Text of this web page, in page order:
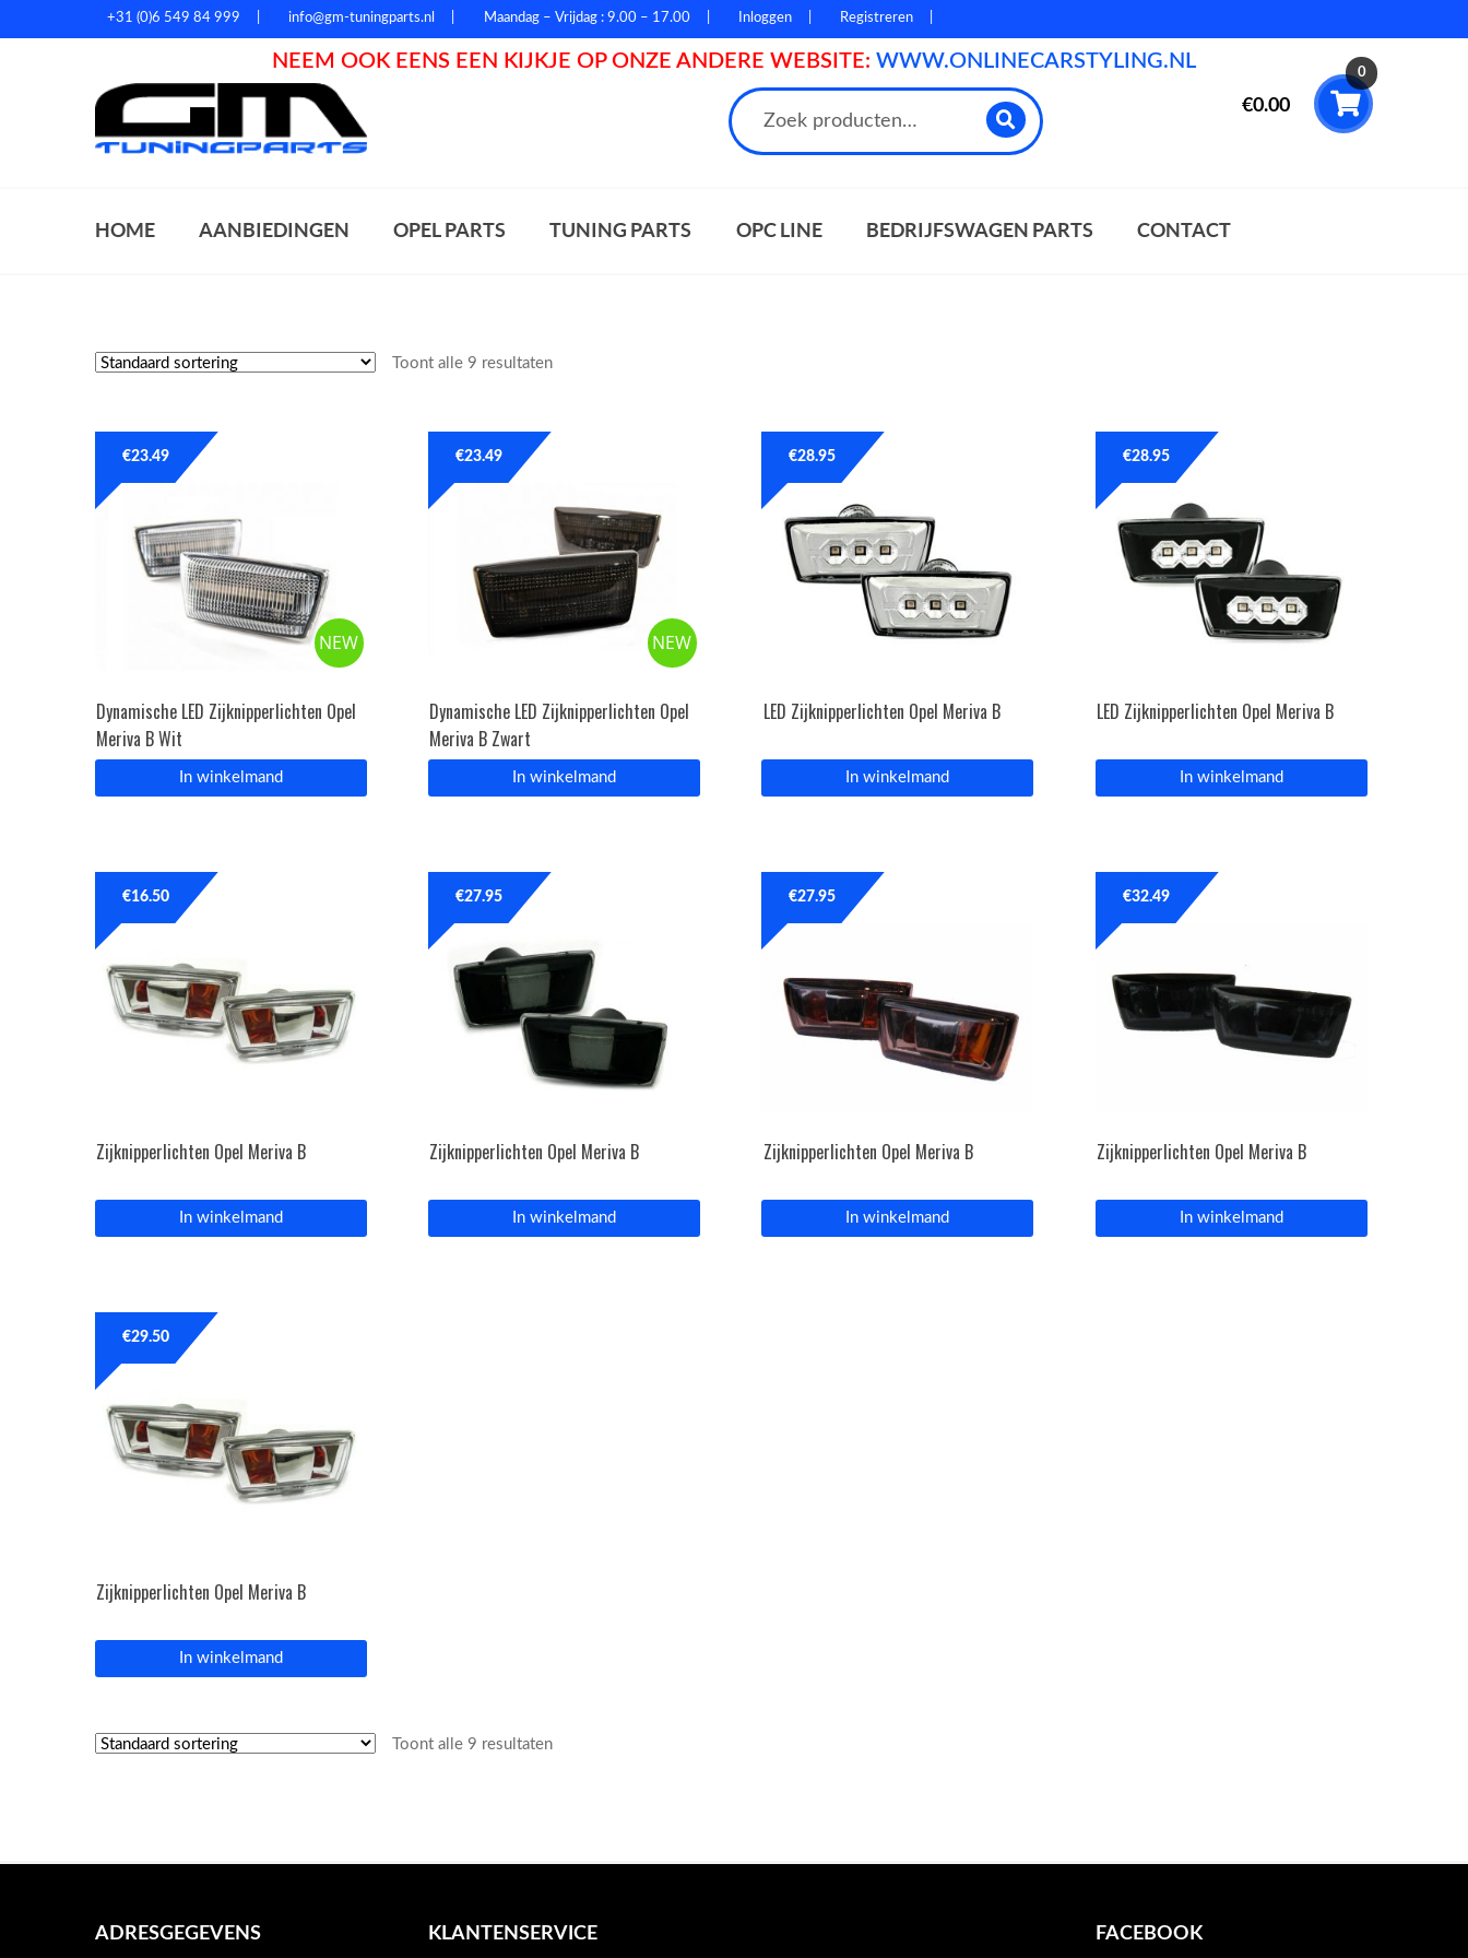
+31 (0)6 549 84 999 info@gm-tuningparts.nl Maandag – Vrijdag : 9.00 – 17.00 Inloggen Registreren
NEEM OOK EENS EEN KIJKJE OP ONZE ANDERE WEBSITE: WWW.ONLINECARSTYLING.NL
€0.00
0
HOME AANBIEDINGEN OPEL PARTS TUNING PARTS OPC LINE BEDRIJFSWAGEN PARTS CONTACT
Toont alle 9 resultaten
NEW
Dynamische LED Zijknipperlichten Opel
Meriva B Wit
€23.49
In winkelmand
NEW
Dynamische LED Zijknipperlichten Opel
Meriva B Zwart
€23.49
In winkelmand
LED Zijknipperlichten Opel Meriva B
€28.95
In winkelmand
LED Zijknipperlichten Opel Meriva B
€28.95
In winkelmand
Zijknipperlichten Opel Meriva B
€16.50
In winkelmand
Zijknipperlichten Opel Meriva B
€27.95
In winkelmand
Zijknipperlichten Opel Meriva B
€27.95
In winkelmand
Zijknipperlichten Opel Meriva B
€32.49
In winkelmand
Zijknipperlichten Opel Meriva B
€29.50
In winkelmand
Toont alle 9 resultaten
ADRESGEGEVENS KLANTENSERVICE FACEBOOK